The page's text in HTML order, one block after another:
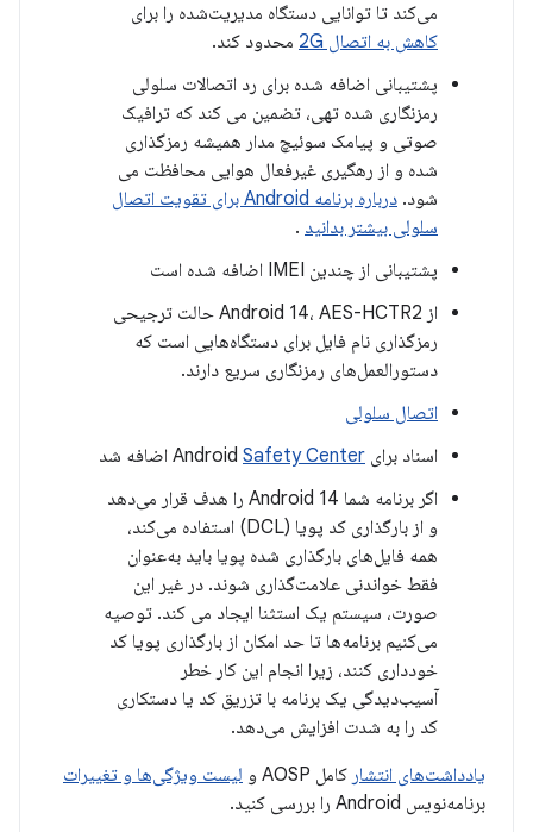
می‌کند تا توانایی دستگاه مدیریت‌شده را برای
کاهش به اتصال 2G
محدود کند.
پشتیبانی اضافه شده برای رد اتصالات سلولی
رمزنگاری شده تهی، تضمین می کند که ترافیک
صوتی و پیامک سوئیچ مدار همیشه رمزگذاری
شده و از رهگیری غیرفعال هوایی محافظت می
شود.
درباره برنامه Android برای تقویت اتصال
سلولی بیشتر بدانید .
پشتیبانی از چندین IMEI اضافه شده است
از Android 14، AES-HCTR2 حالت ترجیحی
رمزگذاری نام فایل برای دستگاه‌هایی است که
دستورالعمل‌های رمزنگاری سریع دارند.
اتصال سلولی
اسناد برای Android Safety Center
اضافه شد
اگر برنامه شما Android 14 را هدف قرار می‌دهد
و از بارگذاری کد پویا (DCL) استفاده می‌کند،
همه فایل‌های بارگذاری شده پویا باید به‌عنوان
فقط خواندنی علامت‌گذاری شوند. در غیر این
صورت، سیستم یک استثنا ایجاد می کند. توصیه
می‌کنیم برنامه‌ها تا حد امکان از بارگذاری پویا کد
خودداری کنند، زیرا انجام این کار خطر
آسیب‌دیدگی یک برنامه با تزریق کد یا دستکاری
کد را به شدت افزایش می‌دهد.
یادداشت‌های انتشار کامل AOSP و
لیست ویژگی‌ها و تغییرات
برنامه‌نویس Android را بررسی کنید.